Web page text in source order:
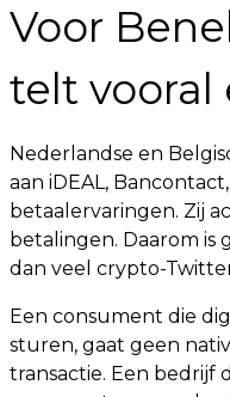
Voor
telt vooral
Nederlandse en
aan iDEAL,
betaalervaringen. Zij
betalingen. Daarom is
dan veel crypto-
Een consument die
sturen, gaat geen
transactie. Een bedrijf